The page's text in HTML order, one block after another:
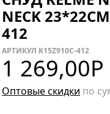
NECK
412
АРТИКУЛ K15Z910C-412
1 269,00Р
Оптовые скидки по